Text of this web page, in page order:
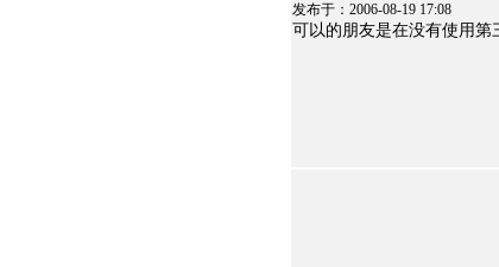
发布于：2006-08-19 17:08
可以的朋友是在没有使用第